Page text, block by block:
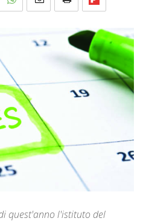
quest'anno l'istituto del